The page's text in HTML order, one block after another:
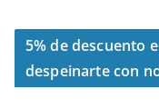
5% de descuento
despeinarte con